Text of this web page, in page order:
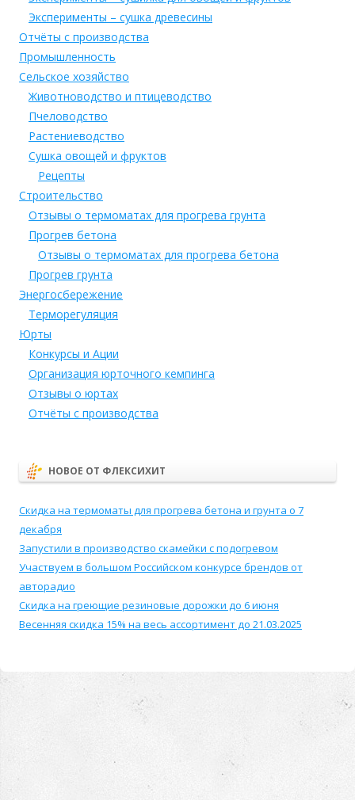
Эксперименты – сушка древесины
Отчёты с производства
Промышленность
Сельское хозяйство
Животноводство и птицеводство
Пчеловодство
Растениеводство
Сушка овощей и фруктов
Рецепты
Строительство
Отзывы о термоматах для прогрева грунта
Прогрев бетона
Отзывы о термоматах для прогрева бетона
Прогрев грунта
Энергосбережение
Терморегуляция
Юрты
Конкурсы и Ации
Организация юрточного кемпинга
Отзывы о юртах
Отчёты с производства
НОВОЕ ОТ ФЛЕКСИХИТ
Скидка на термоматы для прогрева бетона и грунта о 7
декабря
Запустили в производство скамейки с подогревом
Участвуем в большом Российском конкурсе брендов от
авторадио
Скидка на греющие резиновые дорожки до 6 июня
Весенняя скидка 15% на весь ассортимент до 21.03.2025